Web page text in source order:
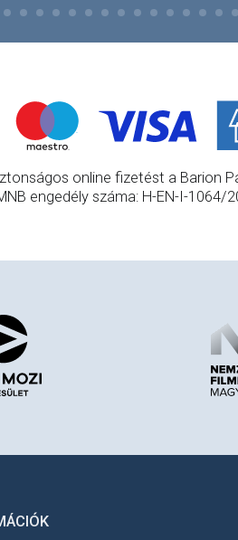
online fizetést a Barion
engedély száma: H-EN-I-1064/